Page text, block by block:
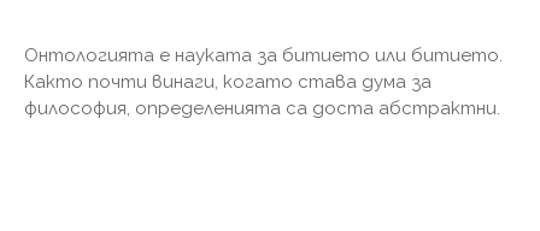
Онтологията е науката за битието или битието.
Както почти винаги, когато става дума за
философия, определенията са доста абстрактни.